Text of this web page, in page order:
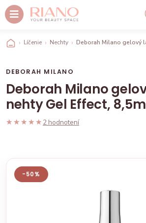
Líčenie Nechty Deborah Milano gelový
DEBORAH MILANO
Deborah Milano
nehty Gel Effect,
★★★★★
★★★★★ 2 hodnotení
-50%